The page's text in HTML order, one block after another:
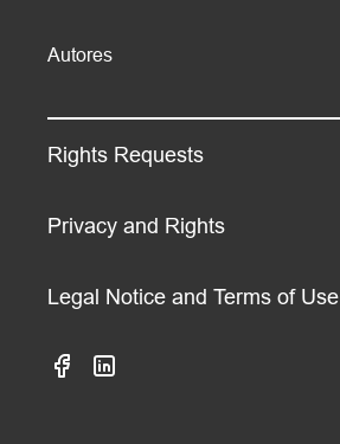
Autores
Rights Requests
Privacy and Rights
Legal Notice and Terms of Use